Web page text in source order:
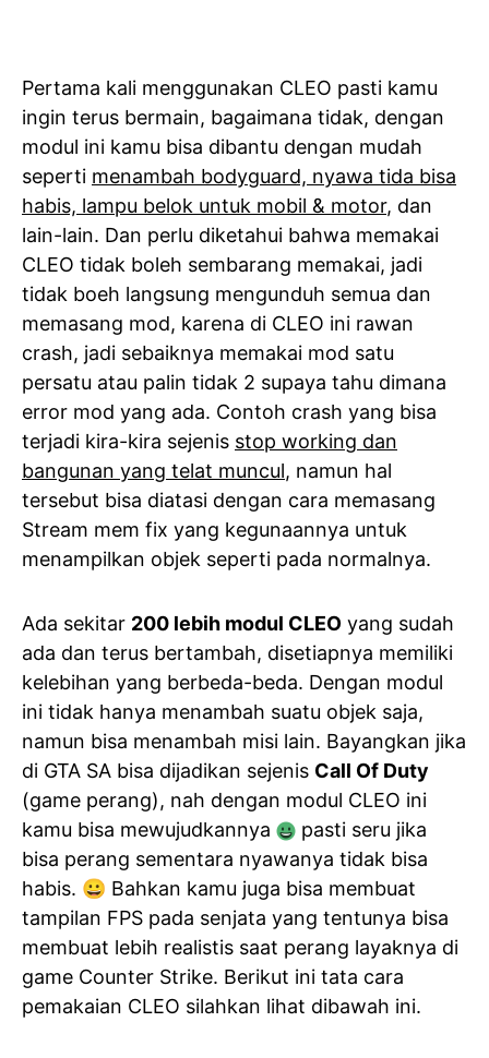
Pertama kali menggunakan CLEO pasti kamu
ingin terus bermain, bagaimana tidak, dengan
modul ini kamu bisa dibantu dengan mudah
seperti menambah bodyguard, nyawa tida bisa
habis, lampu belok untuk mobil & motor, dan
lain-lain. Dan perlu diketahui bahwa memakai
CLEO tidak boleh sembarang memakai, jadi
tidak boeh langsung mengunduh semua dan
memasang mod, karena di CLEO ini rawan
crash, jadi sebaiknya memakai mod satu
persatu atau palin tidak 2 supaya tahu dimana
error mod yang ada. Contoh crash yang bisa
terjadi kira-kira sejenis stop working dan
bangunan yang telat muncul, namun hal
tersebut bisa diatasi dengan cara memasang
Stream mem fix yang kegunaannya untuk
menampilkan objek seperti pada normalnya.
Ada sekitar 200 lebih modul CLEO yang sudah
ada dan terus bertambah, disetiapnya memiliki
kelebihan yang berbeda-beda. Dengan modul
ini tidak hanya menambah suatu objek saja,
namun bisa menambah misi lain. Bayangkan jika
di GTA SA bisa dijadikan sejenis Call Of Duty
(game perang), nah dengan modul CLEO ini
kamu bisa mewujudkannya
pasti seru jika
bisa perang sementara nyawanya tidak bisa
habis. 😀 Bahkan kamu juga bisa membuat
tampilan FPS pada senjata yang tentunya bisa
membuat lebih realistis saat perang layaknya di
game Counter Strike. Berikut ini tata cara
pemakaian CLEO silahkan lihat dibawah ini.